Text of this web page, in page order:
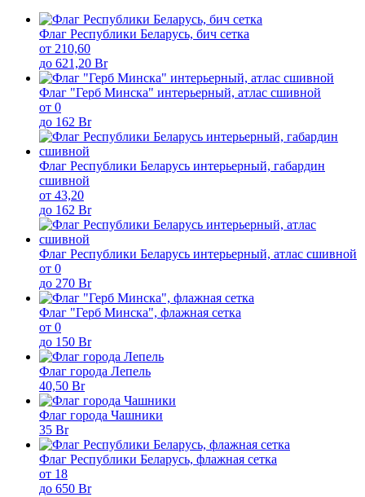
Флаг Республики Беларусь, бич сетка
от 210,60
до 621,20 Br
Флаг "Герб Минска" интерьерный, атлас сшивной
от 0
до 162 Br
Флаг Республики Беларусь интерьерный, габардин
сшивной
от 43,20
до 162 Br
Флаг Республики Беларусь интерьерный, атлас сшивной
от 0
до 270 Br
Флаг "Герб Минска", флажная сетка
от 0
до 150 Br
Флаг города Лепель
40,50 Br
Флаг города Чашники
35 Br
Флаг Республики Беларусь, флажная сетка
от 18
до 650 Br